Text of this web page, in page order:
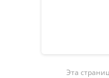
Эта